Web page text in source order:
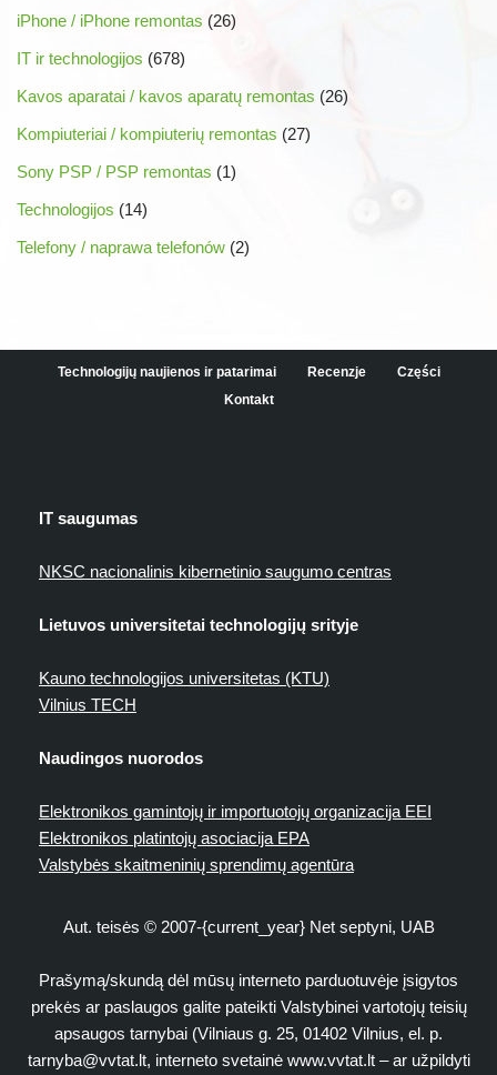
iPhone / iPhone remontas (26)
IT ir technologijos (678)
Kavos aparatai / kavos aparatų remontas (26)
Kompiuteriai / kompiuterių remontas (27)
Sony PSP / PSP remontas (1)
Technologijos (14)
Telefony / naprawa telefonów (2)
Technologijų naujienos ir patarimai Recenzje
Części
Kontakt
IT saugumas
NKSC nacionalinis kibernetinio saugumo centras
Lietuvos universitetai technologijų srityje
Kauno technologijos universitetas (KTU)
Vilnius TECH
Naudingos nuorodos
Elektronikos gamintojų ir importuotojų organizacija EEI
Elektronikos platintojų asociacija EPA
Valstybės skaitmeninių sprendimų agentūra
Aut. teisės © 2007-{current_year} Net septyni, UAB
Prašymą/skundą dėl mūsų interneto parduotuvėje įsigytos
prekės ar paslaugos galite pateikti Valstybinei vartotojų teisių
apsaugos tarnybai (Vilniaus g. 25, 01402 Vilnius, el. p.
tarnyba@vvtat.lt, interneto svetainė www.vvtat.lt – ar užpildyti